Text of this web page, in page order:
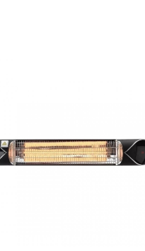
MAIS INFORMAÇÕES